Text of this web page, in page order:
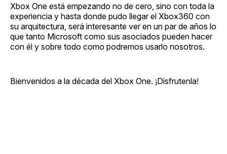
Xbox One está empezando no de cero, sino con toda la
experiencia y hasta donde pudo llegar el Xbox360 con
su arquitectura, será interesante ver en un par de años lo
que tanto Microsoft como sus asociados pueden hacer
con él y sobre todo como podremos usarlo nosotros.
Bienvenidos a la década del Xbox One. ¡Disfrutenla!